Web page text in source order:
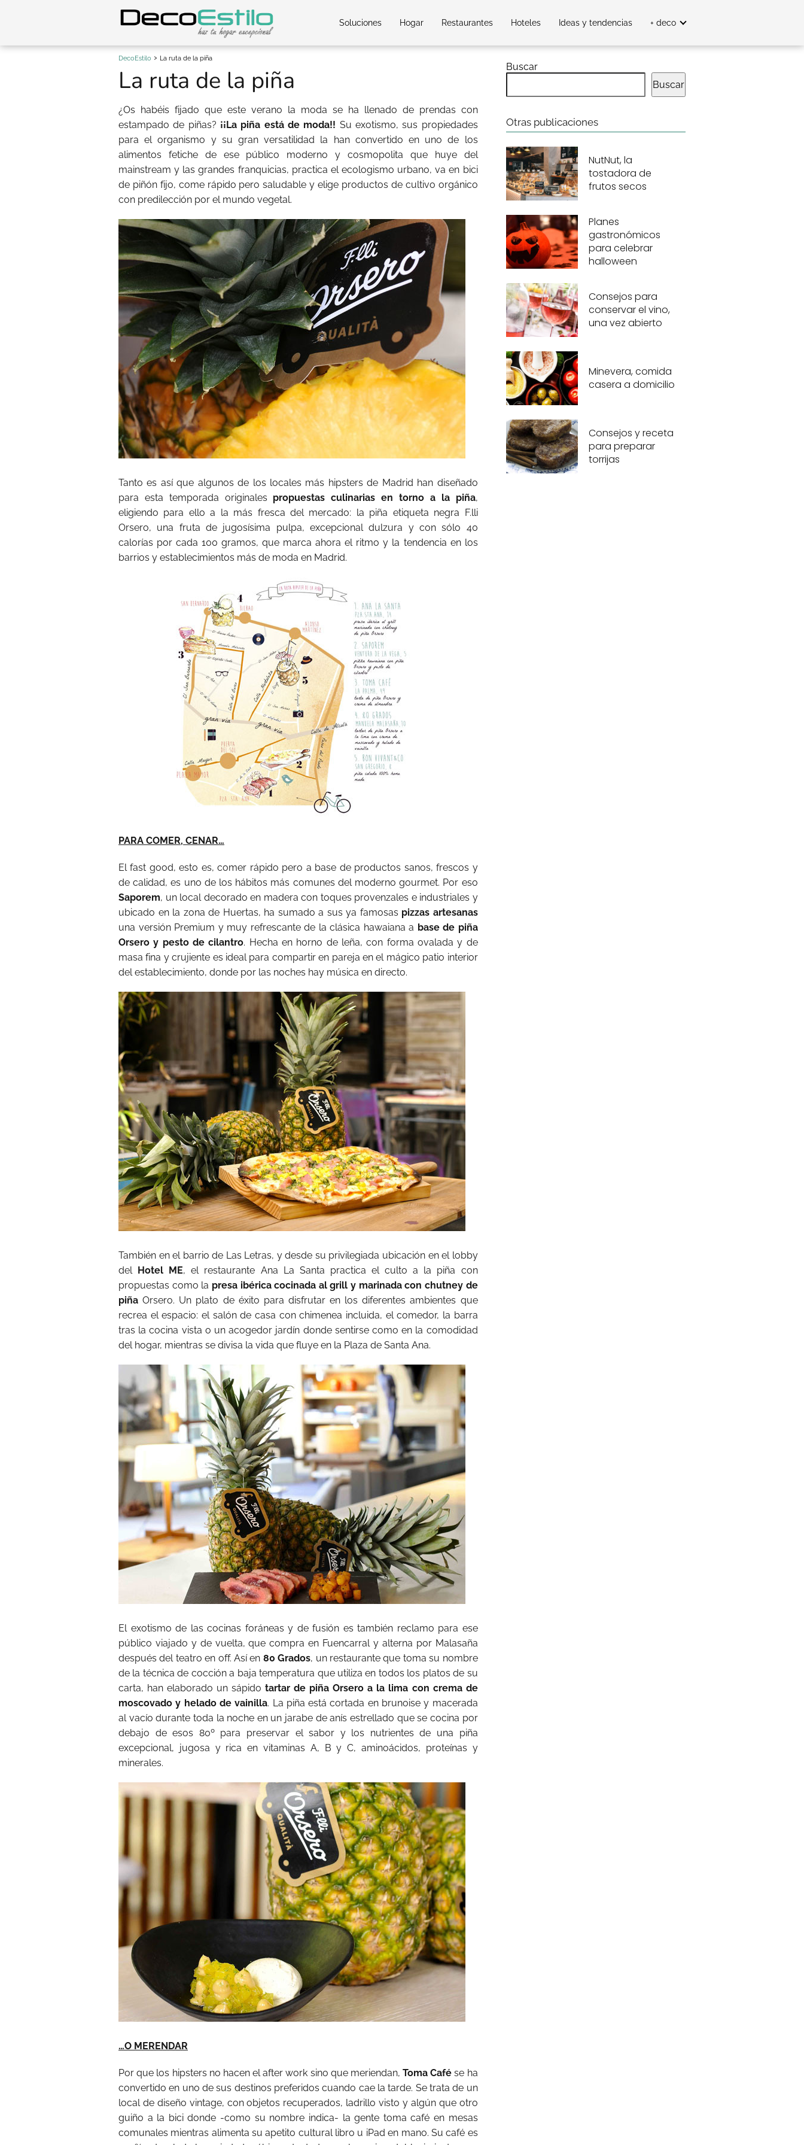
Soluciones Hogar Restaurantes Hoteles Ideas y tendencias + deco
DecoEstilo La ruta de la piña
La ruta de la piña
¿Os habéis fijado que este verano la moda se ha llenado de prendas con
estampado de piñas? ¡¡La piña está de moda!! Su exotismo, sus propiedades
para el organismo y su gran versatilidad la han convertido en uno de los
alimentos fetiche de ese público moderno y cosmopolita que huye del
mainstream y las grandes franquicias, practica el ecologismo urbano, va en bici
de piñón fijo, come rápido pero saludable y elige productos de cultivo orgánico
con predilección por el mundo vegetal.
Tanto es así que algunos de los locales más hipsters de Madrid han diseñado
para esta temporada originales propuestas culinarias en torno a la piña,
eligiendo para ello a la más fresca del mercado: la piña etiqueta negra F.lli
Orsero, una fruta de jugosísima pulpa, excepcional dulzura y con sólo 40
calorías por cada 100 gramos, que marca ahora el ritmo y la tendencia en los
barrios y establecimientos más de moda en Madrid.
PARA COMER, CENAR…
El fast good, esto es, comer rápido pero a base de productos sanos, frescos y
de calidad, es uno de los hábitos más comunes del moderno gourmet. Por eso
Saporem, un local decorado en madera con toques provenzales e industriales y
ubicado en la zona de Huertas, ha sumado a sus ya famosas pizzas artesanas
una versión Premium y muy refrescante de la clásica hawaiana a base de piña
Orsero y pesto de cilantro. Hecha en horno de leña, con forma ovalada y de
masa fina y crujiente es ideal para compartir en pareja en el mágico patio interior
del establecimiento, donde por las noches hay música en directo.
También en el barrio de Las Letras, y desde su privilegiada ubicación en el lobby
delHotel ME, el restaurante Ana La Santa practica el culto a la piña con
propuestas como la presa ibérica cocinada al grill y marinada con chutney de
piña Orsero. Un plato de éxito para disfrutar en los diferentes ambientes que
recrea el espacio: el salón de casa con chimenea incluida, el comedor, la barra
tras la cocina vista o un acogedor jardín donde sentirse como en la comodidad
del hogar, mientras se divisa la vida que fluye en la Plaza de Santa Ana.
El exotismo de las cocinas foráneas y de fusión es también reclamo para ese
público viajado y de vuelta, que compra en Fuencarral y alterna por Malasaña
después del teatro en off. Así en 80 Grados, un restaurante que toma su nombre
de la técnica de cocción a baja temperatura que utiliza en todos los platos de su
carta, han elaborado un sápidotartar de piña Orsero a la lima con crema de
moscovado y helado de vainilla. La piña está cortada en brunoise y macerada
al vacío durante toda la noche en un jarabe de anís estrellado que se cocina por
debajo de esos 80º para preservar el sabor y los nutrientes de una piña
excepcional, jugosa y rica en vitaminas A, B y C, aminoácidos, proteínas y
minerales.
…O MERENDAR
Por que los hipsters no hacen el after work sino que meriendan,Toma Café se ha
convertido en uno de sus destinos preferidos cuando cae la tarde. Se trata de un
local de diseño vintage, con objetos recuperados, ladrillo visto y algún que otro
guiño a la bici donde -como su nombre indica- la gente toma café en mesas
comunales mientras alimenta su apetito cultural libro u iPad en mano. Su café es
Buscar
Buscar
Otras publicaciones
NutNut, la
tostadora de
frutos secos
Planes
gastronómicos
para celebrar
halloween
Consejos para
conservar el vino,
una vez abierto
Minevera, comida
casera a domicilio
Consejos y receta
para preparar
torrijas